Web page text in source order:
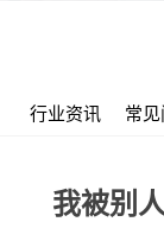
行业资讯 常见
我被别